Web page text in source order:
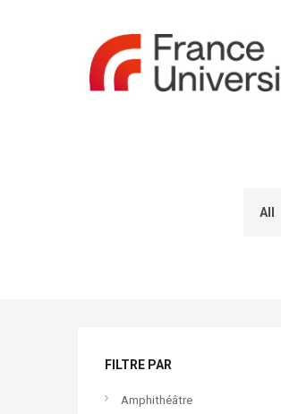
FILTRE PAR
Amphithéâtre